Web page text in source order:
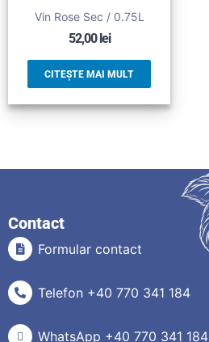
Vin Rose Sec / 0.75L
52,00lei
CITEȘTE MAI MULT
Contact
Formular contact
Telefon +40 770 341 184
WhatsApp +40 770 341 184